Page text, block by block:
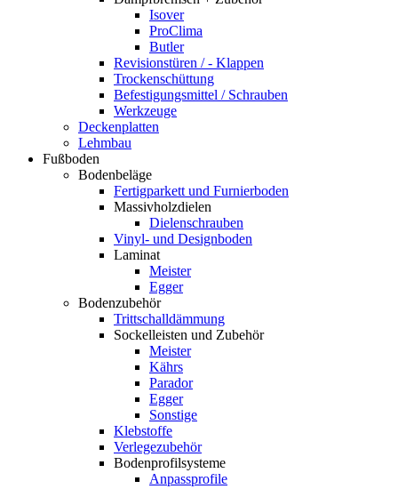
Isover
ProClima
Butler
Revisionstüren / - Klappen
Trockenschüttung
Befestigungsmittel / Schrauben
Werkzeuge
Deckenplatten
Lehmbau
Fußboden
Bodenbeläge
Fertigparkett und Furnierboden
Massivholzdielen
Dielenschrauben
Vinyl- und Designboden
Laminat
Meister
Egger
Bodenzubehör
Trittschalldämmung
Sockelleisten und Zubehör
Meister
Kährs
Parador
Egger
Sonstige
Klebstoffe
Verlegezubehör
Bodenprofilsysteme
Anpassprofile